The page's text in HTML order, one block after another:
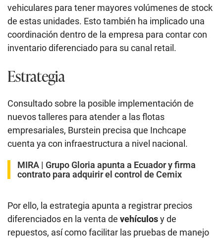
vehiculares para tener mayores volúmenes de stock
de estas unidades. Esto también ha implicado una
coordinación dentro de la empresa para contar con
inventario diferenciado para su canal retail.
Estrategia
Consultado sobre la posible implementación de
nuevos talleres para atender a las flotas
empresariales, Burstein precisa que Inchcape
cuenta ya con infraestructura a nivel nacional.
MIRA | Grupo Gloria apunta a Ecuador y firma
contrato para adquirir el control de Cemix
Por ello, la estrategia apunta a registrar precios
diferenciados en la venta de vehículosy de
repuestos, así como facilitar las pruebas de manejo